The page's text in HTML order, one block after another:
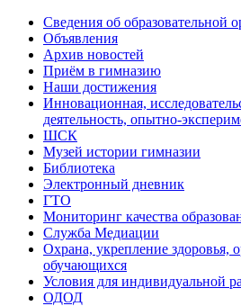
Сведения об образовательной
Объявления
Архив новостей
Приём в гимназию
Наши достижения
Инновационная,
деятельность, опытно-
ШСК
Музей истории гимназии
Библиотека
Электронный дневник
ГТО
Мониторинг качества
Служба Медиации
Охрана, укрепление здоровья,
обучающихся
Условия для индивидуальной
ОДОД